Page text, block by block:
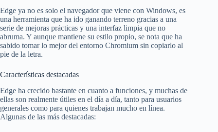
Edge ya no es solo el navegador que viene con Windows, es
una herramienta que ha ido ganando terreno gracias a una
serie de mejoras prácticas y una interfaz limpia que no
abruma. Y aunque mantiene su estilo propio, se nota que ha
sabido tomar lo mejor del entorno Chromium sin copiarlo al
pie de la letra.
Características destacadas
Edge ha crecido bastante en cuanto a funciones, y muchas de
ellas son realmente útiles en el día a día, tanto para usuarios
generales como para quienes trabajan mucho en línea.
Algunas de las más destacadas: